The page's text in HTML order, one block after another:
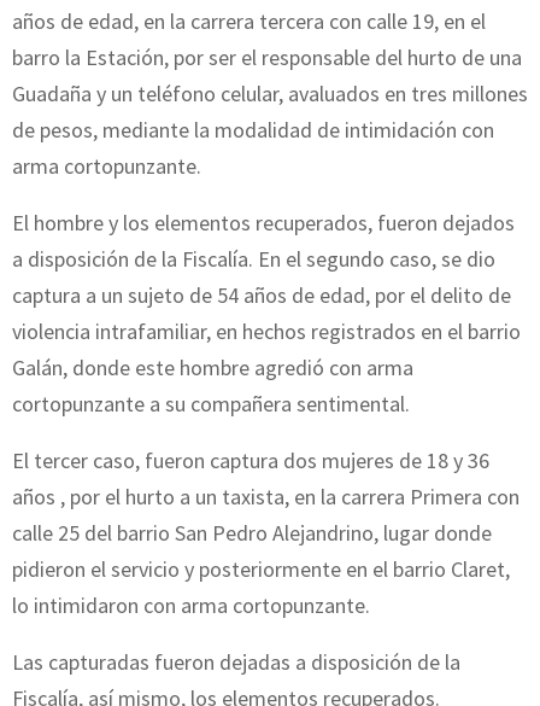
años de edad, en la carrera tercera con calle 19, en el
barro la Estación, por ser el responsable del hurto de una
Guadaña y un teléfono celular, avaluados en tres millones
de pesos, mediante la modalidad de intimidación con
arma cortopunzante.
El hombre y los elementos recuperados, fueron dejados
a disposición de la Fiscalía. En el segundo caso, se dio
captura a un sujeto de 54 años de edad, por el delito de
violencia intrafamiliar, en hechos registrados en el barrio
Galán, donde este hombre agredió con arma
cortopunzante a su compañera sentimental.
El tercer caso, fueron captura dos mujeres de 18 y 36
años , por el hurto a un taxista, en la carrera Primera con
calle 25 del barrio San Pedro Alejandrino, lugar donde
pidieron el servicio y posteriormente en el barrio Claret,
lo intimidaron con arma cortopunzante.
Las capturadas fueron dejadas a disposición de la
Fiscalía, así mismo, los elementos recuperados.